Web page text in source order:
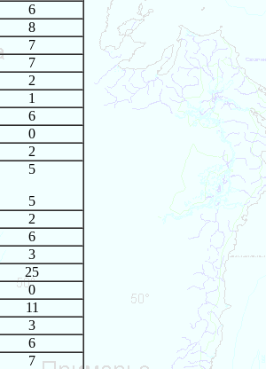
6
8
7
7
2
1
6
0
2
5
5
2
6
3
25
0
11
3
6
7